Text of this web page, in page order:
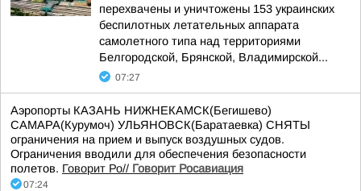
перехвачены и уничтожены 153 украинских
беспилотных летательных аппарата
самолетного типа над территориями
Белгородской, Брянской, Владимирской...
07:27
Аэропорты КАЗАНЬ НИЖНЕКАМСК(Бегишево)
САМАРА(Курумоч) УЛЬЯНОВСК(Баратаевка) СНЯТЫ
ограничения на прием и выпуск воздушных судов.
Ограничения вводили для обеспечения безопасности
полетов. Говорит Ро// Говорит Росавиация
07:24